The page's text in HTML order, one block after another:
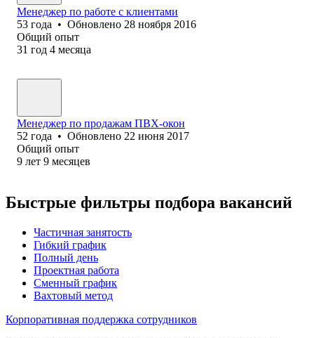
Менеджер по работе с клиентами
53 года • Обновлено 28 ноября 2016
Общий опыт
31 год 4 месяца
Менеджер по продажам ПВХ-окон
52 года • Обновлено 22 июня 2017
Общий опыт
9 лет 9 месяцев
Быстрые фильтры подбора вакансий
Частичная занятость
Гибкий график
Полный день
Проектная работа
Сменный график
Вахтовый метод
Корпоративная поддержка сотрудников